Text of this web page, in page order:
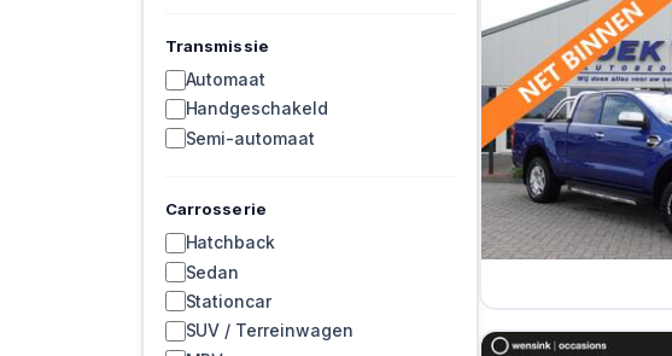
Transmissie
Automaat
Handgeschakeld
Semi-automaat
Carrosserie
Hatchback
Sedan
Stationcar
SUV / Terreinwagen